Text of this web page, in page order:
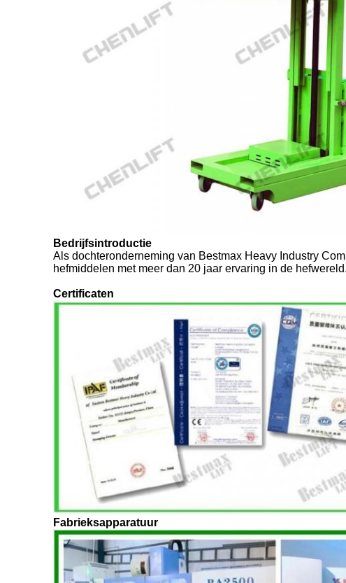
Bedrijfsintroductie
Als dochteronderneming van Bestmax Heavy Industry
hefmiddelen met meer dan 20 jaar ervaring in de
Certificaten
Fabrieksapparatuur